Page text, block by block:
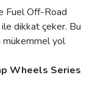
Fuel Off-Road
ile dikkat çeker. Bu
mükemmel yol
Wheels Series